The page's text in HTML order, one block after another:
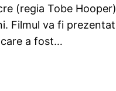
(regia Tobe
Filmul va fi
a fost…